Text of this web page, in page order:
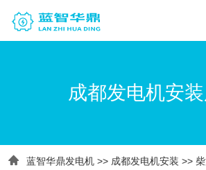
成都发电机安
 蓝智华鼎发电机 >> 成都发电机安装 >>